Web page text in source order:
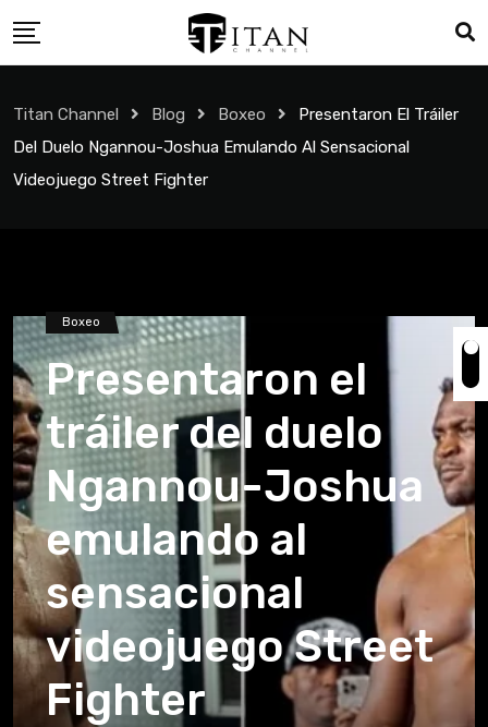
Titan Channel Blog Boxeo
Presentaron El Tráiler
Del Duelo Ngannou-Joshua Emulando Al Sensacional
Videojuego Street Fighter
Boxeo
Presentaron el
tráiler del duelo
Ngannou-Joshua
emulando al
sensacional
videojuego Street
Fighter